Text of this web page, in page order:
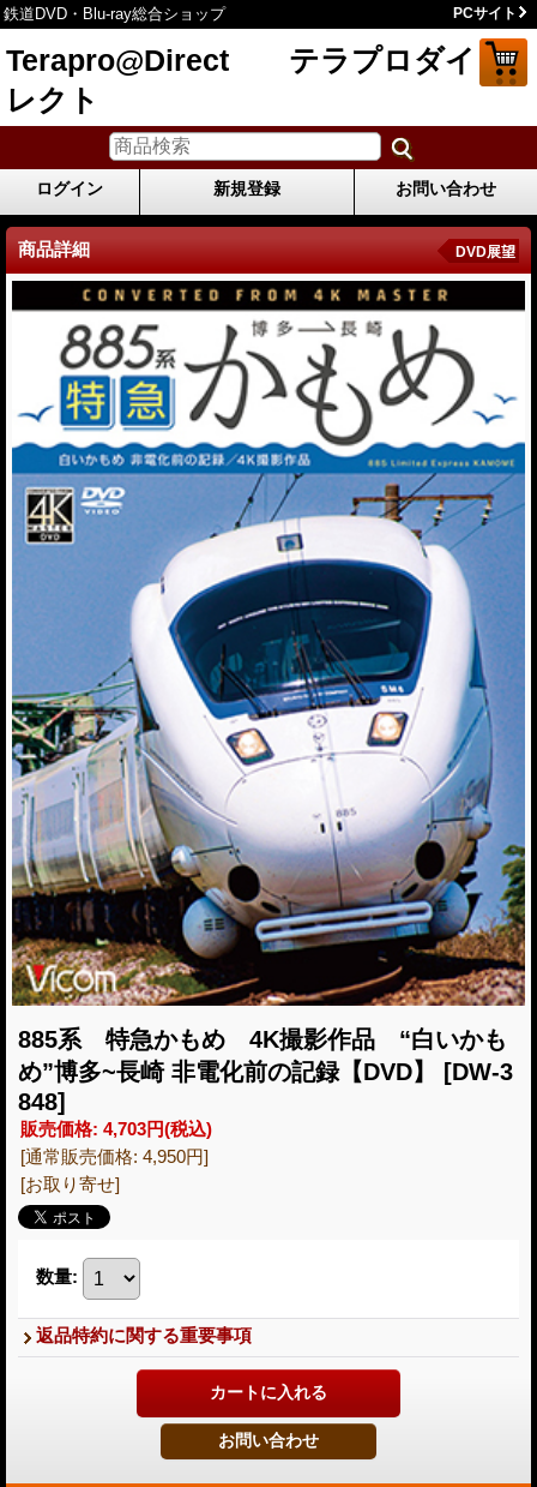
鉄道DVD・Blu-ray総合ショップ PCサイト
Terapro@Direct テラプロダイ
レクト
ログイン 新規登録 お問い合わせ
商品詳細 DVD展望
885系 特急かもめ 4K撮影作品 “白いかも
め”博多~長崎 非電化前の記録【DVD】
[DW-3
848]
販売価格: 4,703円(税込)
[通常販売価格: 4,950円]
[お取り寄せ]
数量:
返品特約に関する重要事項